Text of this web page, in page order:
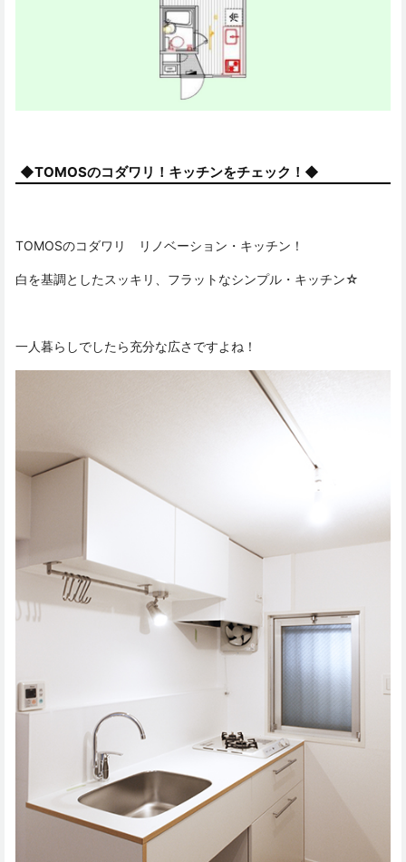
◆TOMOSのコダワリ！キッチンをチェック！◆
TOMOSのコダワリ リノベーション・キッチン！
白を基調としたスッキリ、フラットなシンプル・キッチン☆
一人暮らしでしたら充分な広さですよね！